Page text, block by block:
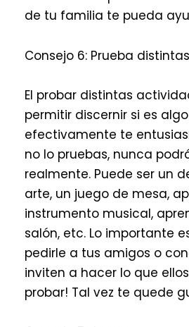
de tu familia te pueda
Consejo 6: Prueba
El probar distintas
permitir discernir si es
efectivamente te
no lo pruebas, nunca
realmente. Puede ser un
arte, un juego de mesa,
instrumento musical,
salón, etc. Lo importante
pedirle a tus amigos o
inviten a hacer lo que
probar! Tal vez te quede